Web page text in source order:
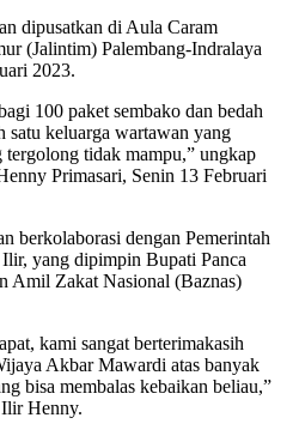
dipusatkan di Aula Caram
(Jalintim) Palembang-Indralaya
2023.
100 paket sembako dan bedah
satu keluarga wartawan yang
tidak mampu,” ungkap
Primasari, Senin 13 Februari
berkolaborasi dengan Pemerintah
yang dipimpin Bupati Panca
Amil Zakat Nasional (Baznas)
kami sangat berterimakasih
Akbar Mawardi atas banyak
bisa membalas kebaikan beliau,”
Henny.